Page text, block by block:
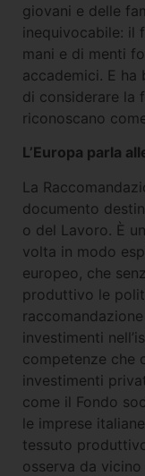
giovani e delle
inequivocabile: il
mani e di menti
accademici. E ha
di considerare la
riconoscano
L’Europa parla
La
documento
o del Lavoro. È
volta in modo
europeo, che
produttivo le
investimenti
competenze che
investimenti
come il Fondo
le imprese
tessuto
osserva da